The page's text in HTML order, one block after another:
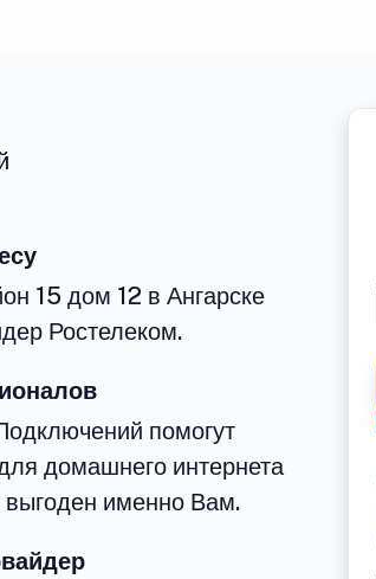
15 дом 12 в Ангарске
Ростелеком.
помогут
домашнего интернета
выгоден именно Вам.